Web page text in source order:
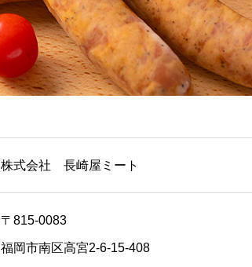
株式会社 長崎屋ミート
〒815-0083
福岡市南区高宮2-6-15-408